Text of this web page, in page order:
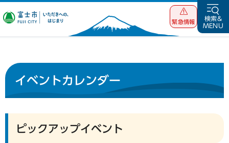
富士市 いただ
緊急情報
検索&
MENU
イベントカレンダー
ピックアップイベント